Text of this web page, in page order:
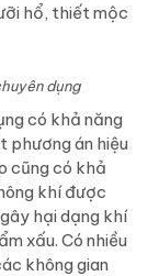
hổ, thiết mộc
dụng
có khả năng
phương án hiệu
cũng có khả
khí được
hại dạng khí
xấu. Có nhiều
không gian